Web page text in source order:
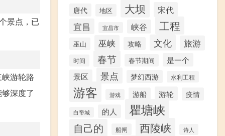
景点，已
游轮路
深度了
唐代 地区 大坝 宋代
宜昌 宜昌市 峡谷 工程
巫山 巫峡 攻略 文化 旅游
时间 春节 春节期间
是一个
景区
景点 梦幻西游 水利工程
游客 游戏 游船 游轮 疫情
白帝城 的人 瞿塘峡
自己的 船闸 西陵峡 诗人